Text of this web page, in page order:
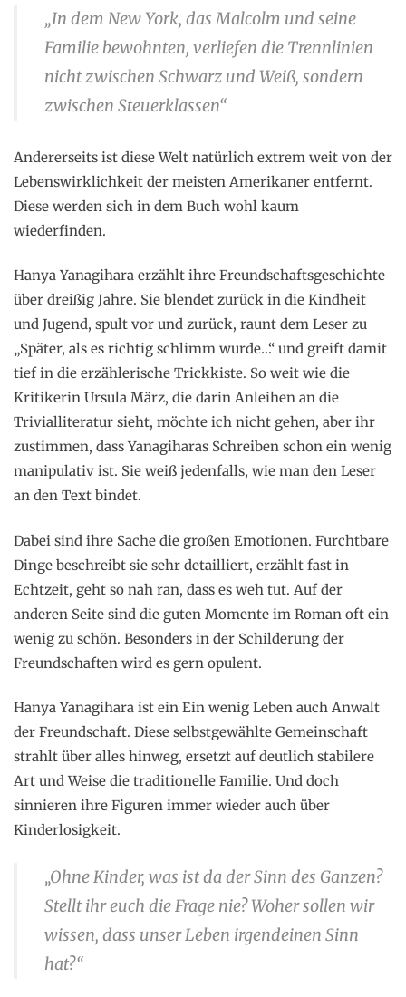
„In dem New York, das Malcolm und seine
Familie bewohnten, verliefen die Trennlinien
nicht zwischen Schwarz und Weiß, sondern
zwischen Steuerklassen“
Andererseits ist diese Welt natürlich extrem weit von der
Lebenswirklichkeit der meisten Amerikaner entfernt.
Diese werden sich in dem Buch wohl kaum
wiederfinden.
Hanya Yanagihara erzählt ihre Freundschaftsgeschichte
über dreißig Jahre. Sie blendet zurück in die Kindheit
und Jugend, spult vor und zurück, raunt dem Leser zu
„Später, als es richtig schlimm wurde…“ und greift damit
tief in die erzählerische Trickkiste. So weit wie die
Kritikerin Ursula März, die darin Anleihen an die
Trivialliteratur sieht, möchte ich nicht gehen, aber ihr
zustimmen, dass Yanagiharas Schreiben schon ein wenig
manipulativ ist. Sie weiß jedenfalls, wie man den Leser
an den Text bindet.
Dabei sind ihre Sache die großen Emotionen. Furchtbare
Dinge beschreibt sie sehr detailliert, erzählt fast in
Echtzeit, geht so nah ran, dass es weh tut. Auf der
anderen Seite sind die guten Momente im Roman oft ein
wenig zu schön. Besonders in der Schilderung der
Freundschaften wird es gern opulent.
Hanya Yanagihara ist ein Ein wenig Leben auch Anwalt
der Freundschaft. Diese selbstgewählte Gemeinschaft
strahlt über alles hinweg, ersetzt auf deutlich stabilere
Art und Weise die traditionelle Familie. Und doch
sinnieren ihre Figuren immer wieder auch über
Kinderlosigkeit.
„Ohne Kinder, was ist da der Sinn des Ganzen?
Stellt ihr euch die Frage nie? Woher sollen wir
wissen, dass unser Leben irgendeinen Sinn
hat?“